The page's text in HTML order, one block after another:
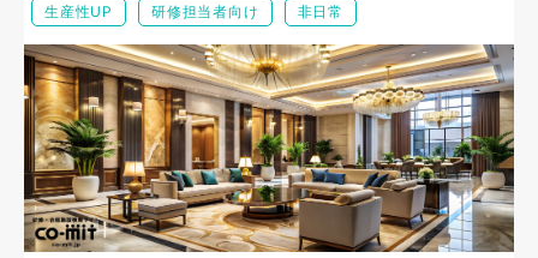
生産性UP 研修担当者向け 非日常